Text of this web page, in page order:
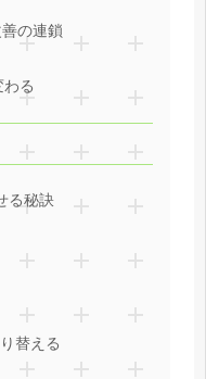
の連鎖
る
る秘訣
替える